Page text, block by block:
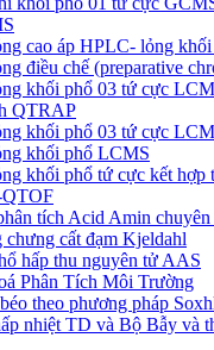
cao áp HPLC- lỏng
điều chế (preparative
khối phổ 03 tứ cực
QTRAP
khối phổ 03 tứ cực
khối phổ LCMS
khối phổ tứ cực kết hợp
tích Acid Amin chuyên
chưng cất đạm Kjeldahl
hấp thu nguyên tử AAS
Phân Tích Môi Trường
theo phương pháp
nhiệt TD và Bộ Bẫy và